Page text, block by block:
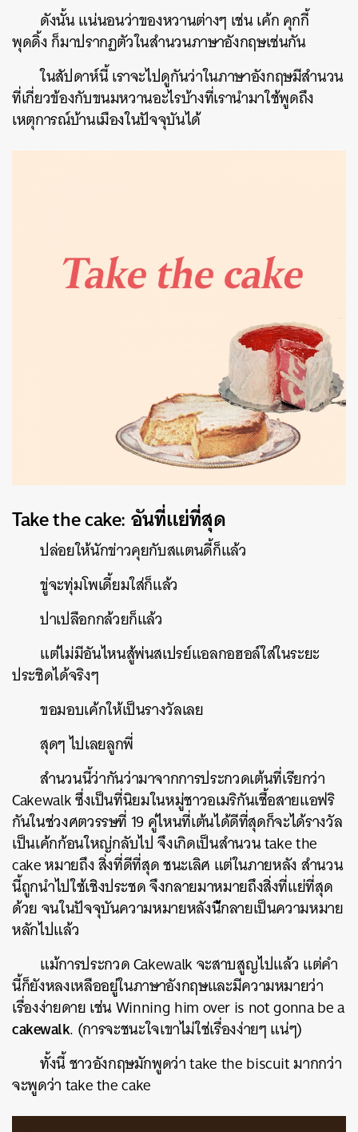
ดังนั้นแน่นอนว่าของหวานต่างๆ เช่นเค้กคุกกี้
พุดดิ้งก็มาปรากฏตัวในสำนวนภาษาอังกฤษเช่นกัน
ในสัปดาห์นี้เราจะไปดูกันว่าในภาษาอังกฤษมีสำนวน
ที่เกี่ยวข้องกับขนมหวานอะไรบ้างที่เรานำมาใช้พูดถึง
เหตุการณ์บ้านเมืองในปัจจุบันได้
Take the cake:อันที่แย่ที่สุด
ปล่อยให้นักข่าวคุยกับสแตนดี้ก็แล้ว
ขู่จะทุ่มโพเดี้ยมใส่ก็แล้ว
ปาเปลือกกล้วยก็แล้ว
แต่ไม่มีอันไหนสู้พ่นสเปรย์แอลกอฮอล์ใส่ในระยะ
ประชิดได้จริงๆ
ขอมอบเค้กให้เป็นรางวัลเลย
สุดๆไปเลยลูกพี่
สำนวนนี้ว่ากันว่ามาจากการประกวดเต้นที่เรียกว่า
Cakewalk ซึ่งเป็นที่นิยมในหมู่ชาวอเมริกันเชื้อสายแอฟริ
กันในช่วงศตวรรษที่ 19 คู่ไหนที่เต้นได้ดีที่สุดก็จะได้รางวัล
เป็นเค้กก้อนใหญ่กลับไป จึงเกิดเป็นสำนวน take the
cake หมายถึง สิ่งที่ดีที่สุด ชนะเลิศ แต่ในภายหลัง สำนวน
นี้ถูกนำไปใช้เชิงประชด จึงกลายมาหมายถึงสิ่งที่แย่ที่สุด
ด้วย จนในปัจจุบันความหมายหลังนี้กลายเป็นความหมาย
หลักไปแล้ว
แม้การประกวด Cakewalk จะสาบสูญไปแล้ว แต่คำ
นี้ก็ยังหลงเหลืออยู่ในภาษาอังกฤษและมีความหมายว่า
เรื่องง่ายดาย เช่น Winning him over is not gonna be a
cakewalk. (การจะชนะใจเขาไม่ใช่เรื่องง่ายๆ แน่ๆ)
ทั้งนี้ชาวอังกฤษมักพูดว่าtake the biscuitมากกว่า
จะพูดว่าtake the cake